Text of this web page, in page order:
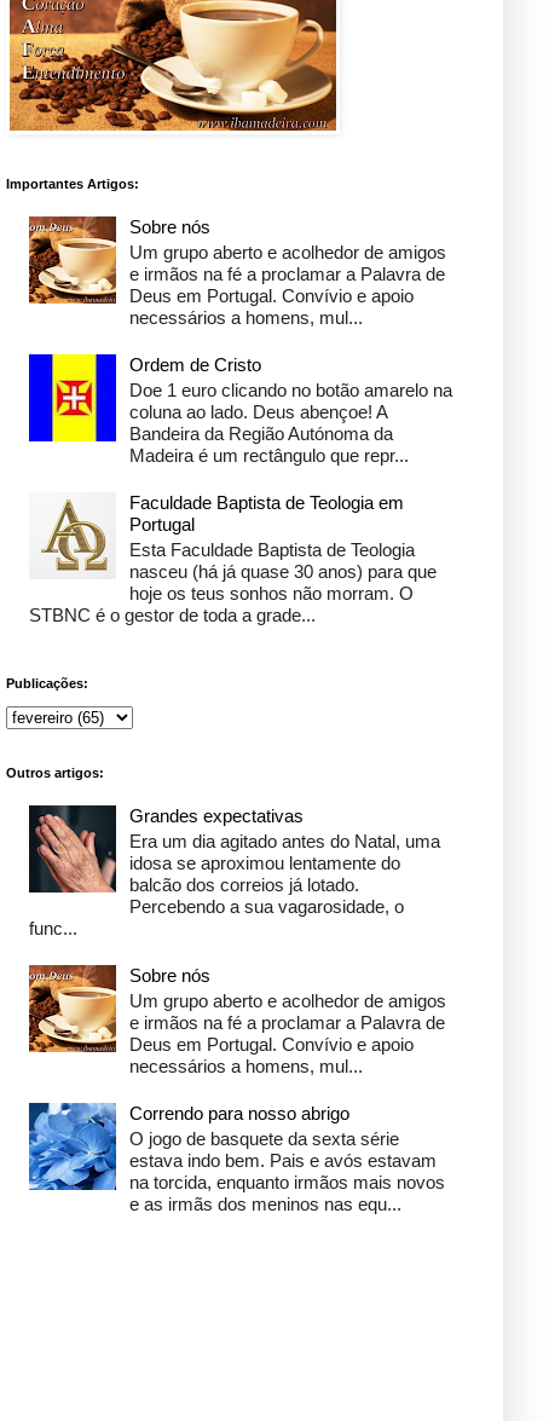
Importantes Artigos:
Sobre nós
Um grupo aberto e acolhedor de amigos
e irmãos na fé a proclamar a Palavra de
Deus em Portugal. Convívio e apoio
necessários a homens, mul...
Ordem de Cristo
Doe 1 euro clicando no botão amarelo na
coluna ao lado. Deus abençoe! A
Bandeira da Região Autónoma da
Madeira é um rectângulo que repr...
Faculdade Baptista de Teologia em
Portugal
Esta Faculdade Baptista de Teologia
nasceu (há já quase 30 anos) para que
hoje os teus sonhos não morram. O
STBNC é o gestor de toda a grade...
Publicações:
Outros artigos:
Grandes expectativas
Era um dia agitado antes do Natal, uma
idosa se aproximou lentamente do
balcão dos correios já lotado.
Percebendo a sua vagarosidade, o
func...
Sobre nós
Um grupo aberto e acolhedor de amigos
e irmãos na fé a proclamar a Palavra de
Deus em Portugal. Convívio e apoio
necessários a homens, mul...
Correndo para nosso abrigo
O jogo de basquete da sexta série
estava indo bem. Pais e avós estavam
na torcida, enquanto irmãos mais novos
e as irmãs dos meninos nas equ...